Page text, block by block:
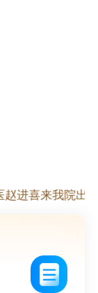
进喜来我院出诊